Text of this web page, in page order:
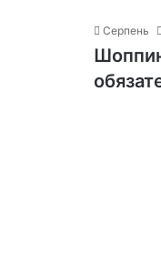
Серпень